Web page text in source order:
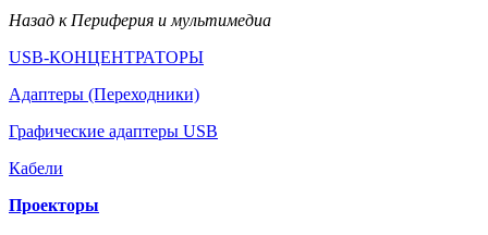
Назад к Периферия и мультимедиа
USB-КОНЦЕНТРАТОРЫ
Адаптеры (Переходники)
Графические адаптеры USB
Кабели
Проекторы